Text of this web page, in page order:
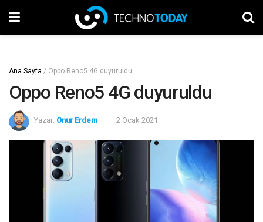
Ana Sayfa / Oppo Reno5 4G duyuruldu
Oppo Reno5 4G duyuruldu
Yazar: Onur Erdem 2 Ocak 2021